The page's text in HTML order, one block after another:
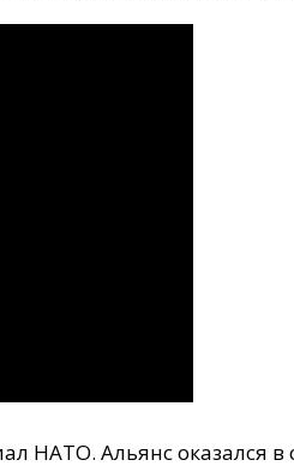
НАТО. Альянс оказался